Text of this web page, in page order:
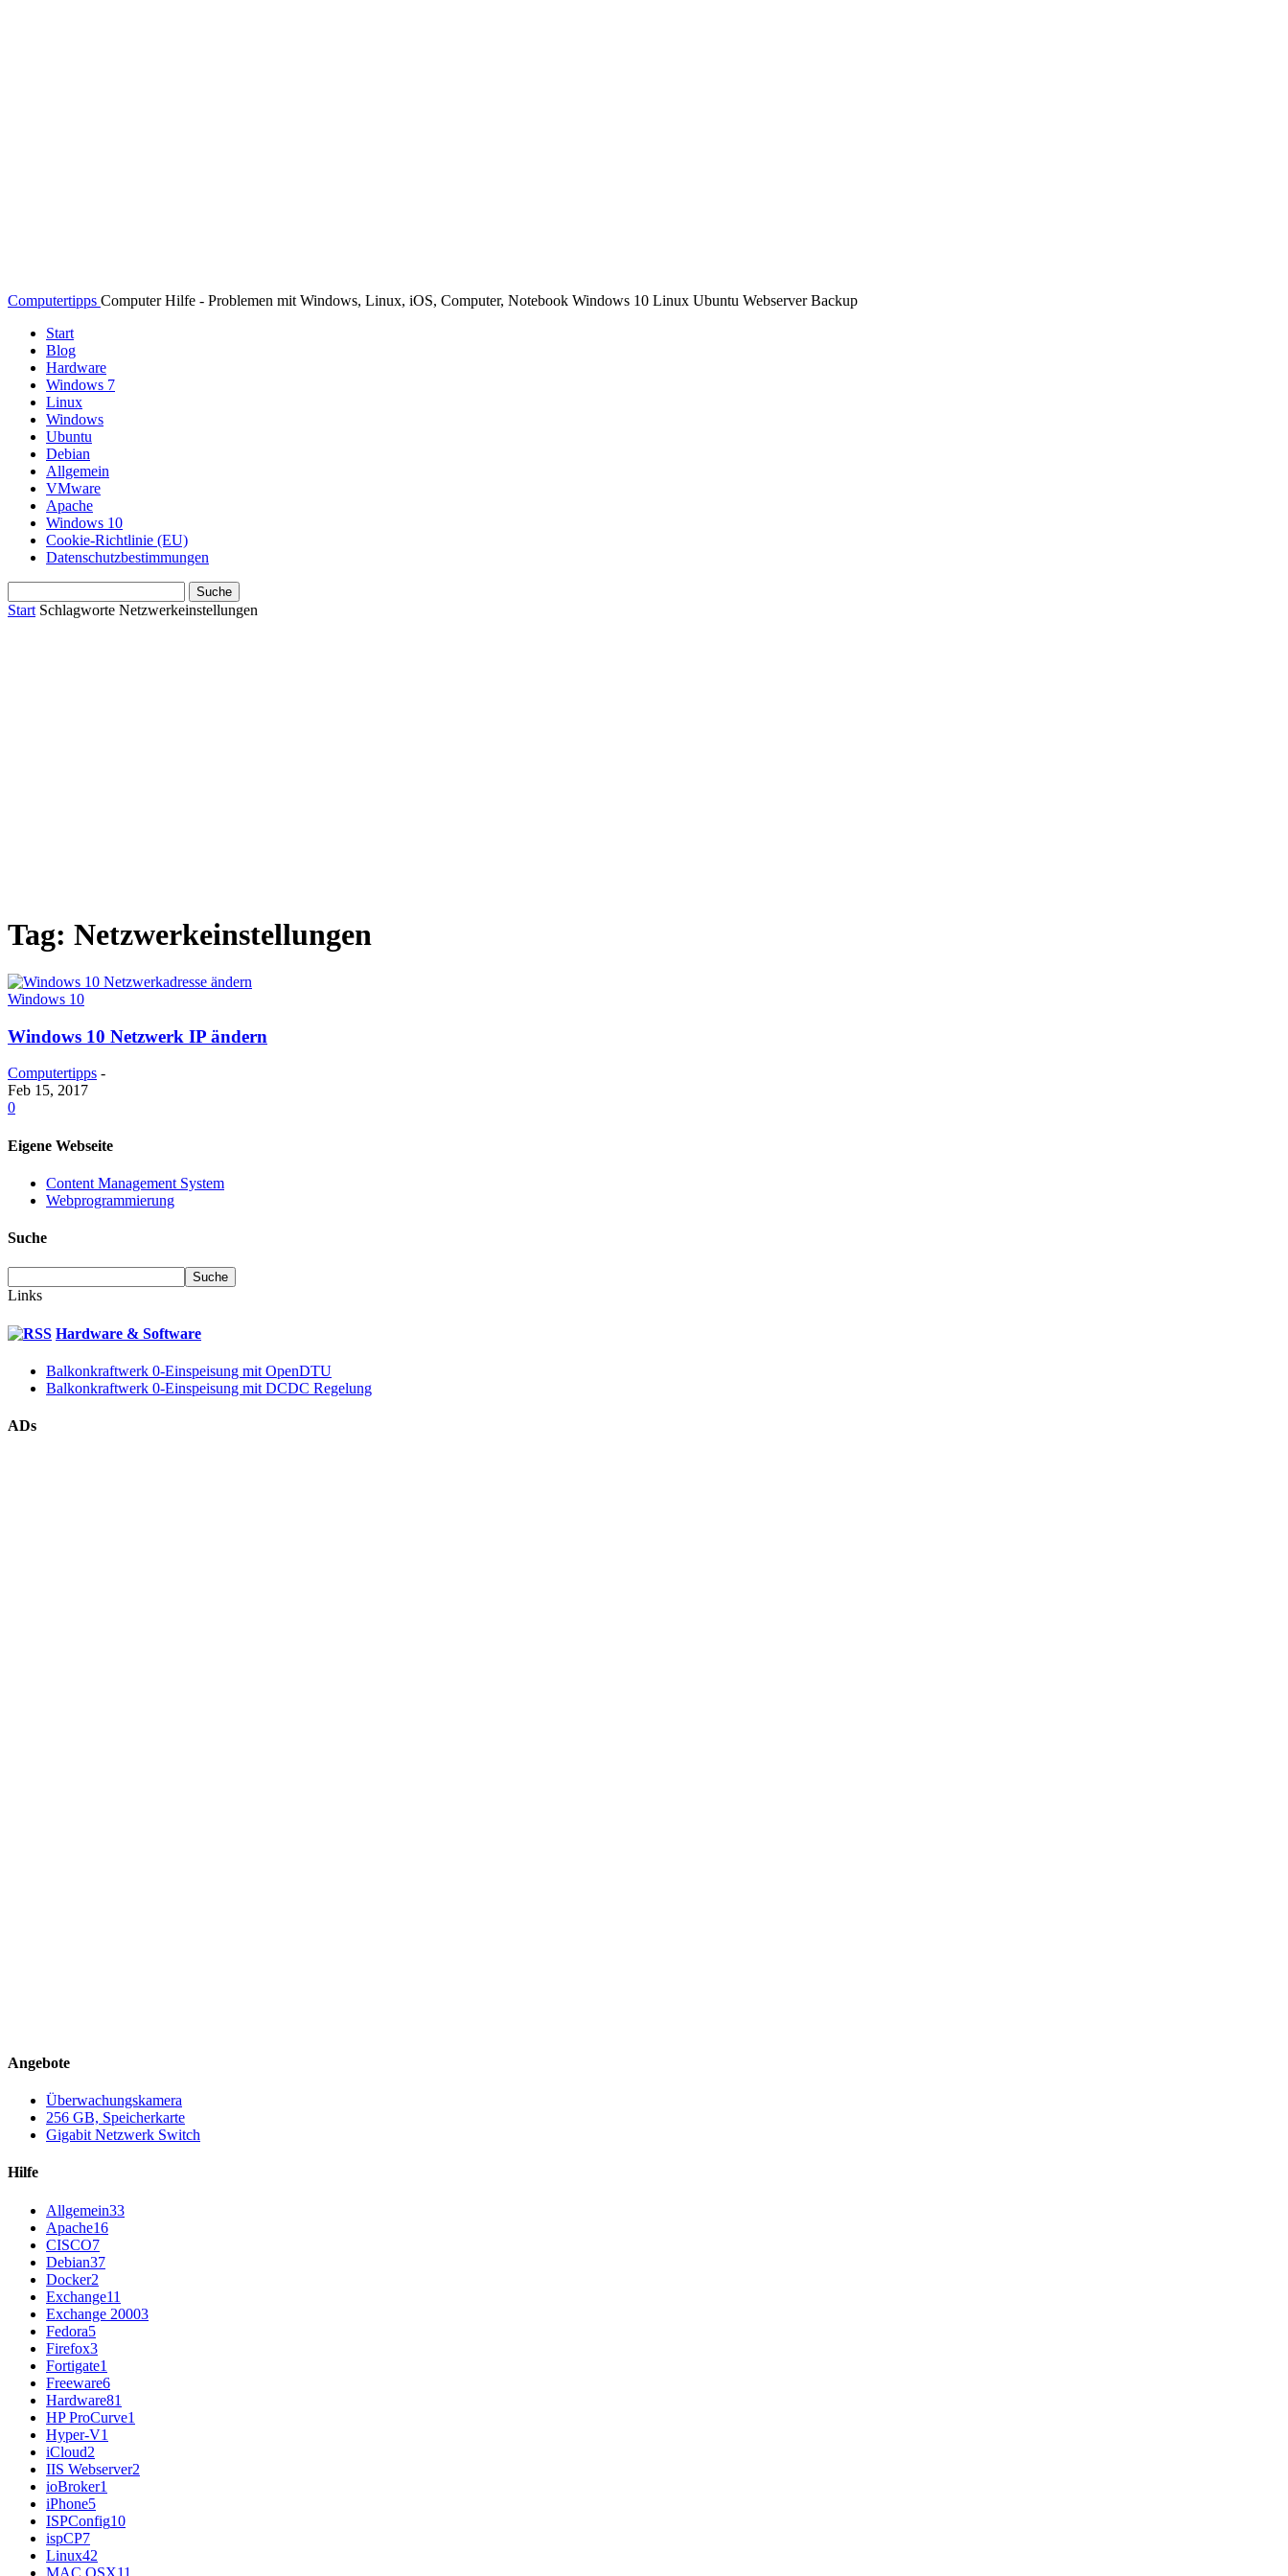
Computertipps Computer Hilfe - Problemen mit Windows, Linux, iOS, Computer, Notebook Windows 10 Linux Ubuntu Webserver Backup
Start
Blog
Hardware
Windows 7
Linux
Windows
Ubuntu
Debian
Allgemein
VMware
Apache
Windows 10
Cookie-Richtlinie (EU)
Datenschutzbestimmungen
Start Schlagworte Netzwerkeinstellungen
Tag: Netzwerkeinstellungen
Windows 10
Windows 10 Netzwerk IP ändern
Computertipps -
Feb 15, 2017
0
Eigene Webseite
Content Management System
Webprogrammierung
Suche
Links
Hardware & Software
Balkonkraftwerk 0-Einspeisung mit OpenDTU
Balkonkraftwerk 0-Einspeisung mit DCDC Regelung
ADs
Angebote
Überwachungskamera
256 GB, Speicherkarte
Gigabit Netzwerk Switch
Hilfe
Allgemein33
Apache16
CISCO7
Debian37
Docker2
Exchange11
Exchange 20003
Fedora5
Firefox3
Fortigate1
Freeware6
Hardware81
HP ProCurve1
Hyper-V1
iCloud2
IIS Webserver2
ioBroker1
iPhone5
ISPConfig10
ispCP7
Linux42
MAC OSX11